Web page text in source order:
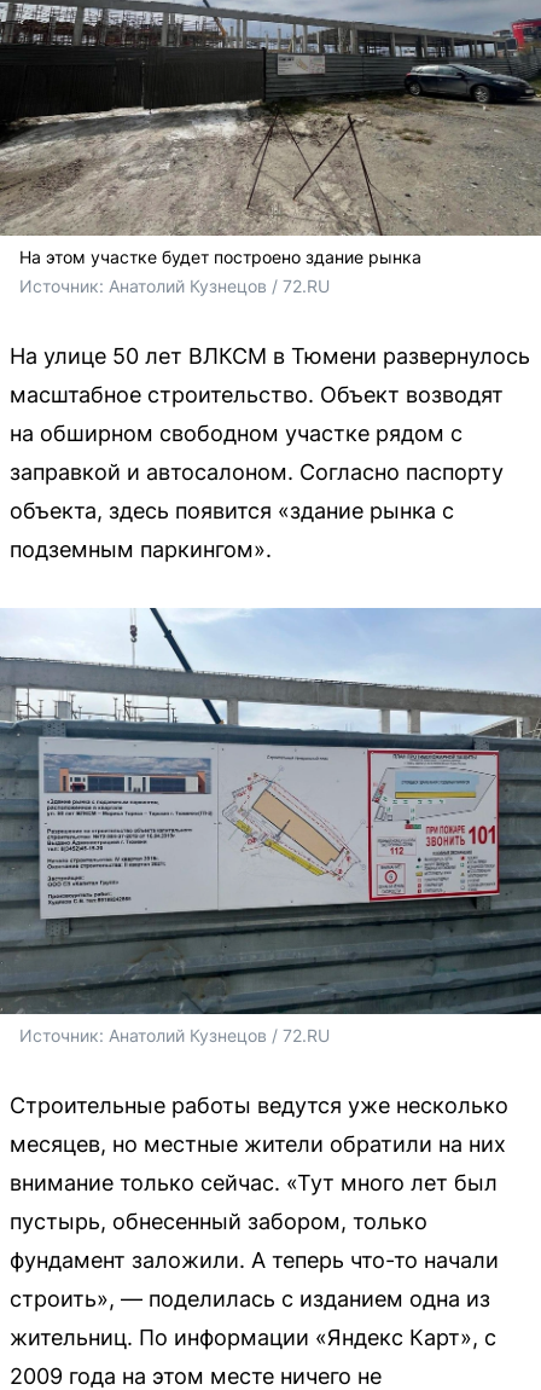
На этом участке будет построено здание рынка
Источник: Анатолий Кузнецов / 72.RU
На улице 50 лет ВЛКСМ в Тюмени развернулось
масштабное строительство. Объект возводят
на обширном свободном участке рядом с
заправкой и автосалоном. Согласно паспорту
объекта, здесь появится «здание рынка с
подземным паркингом».
Источник: Анатолий Кузнецов / 72.RU
Строительные работы ведутся уже несколько
месяцев, но местные жители обратили на них
внимание только сейчас. «Тут много лет был
пустырь, обнесенный забором, только
фундамент заложили. А теперь что-то начали
строить», — поделилась с изданием одна из
жительниц. По информации «Яндекс Карт», с
2009 года на этом месте ничего не